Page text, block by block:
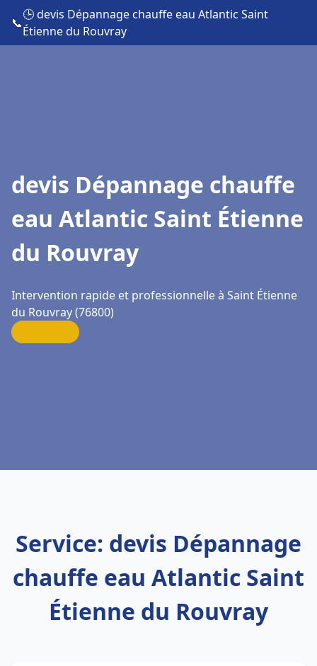
📞
🕒 devis Dépannage chauffe eau Atlantic Saint
Étienne du Rouvray
devis Dépannage chauffe
eau Atlantic Saint Étienne
du Rouvray
Intervention rapide et professionnelle à Saint Étienne
du Rouvray (76800)
Service: devis Dépannage
chauffe eau Atlantic Saint
Étienne du Rouvray